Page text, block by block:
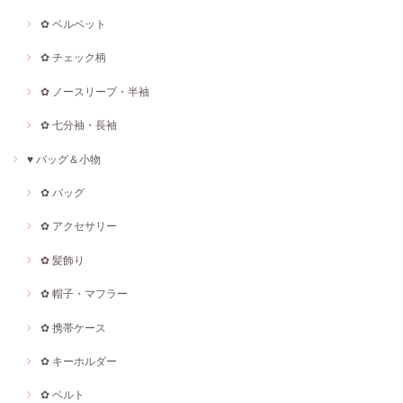
✿ ベルベット
✿ チェック柄
✿ ノースリープ・半袖
✿ 七分袖・長袖
♥ バッグ＆小物
✿ バッグ
✿ アクセサリー
✿ 髪飾り
✿ 帽子・マフラー
✿ 携帯ケース
✿ キーホルダー
✿ ベルト